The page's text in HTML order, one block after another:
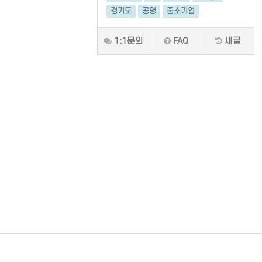
경기도 공영 중소기업
1:1문의 FAQ 새글